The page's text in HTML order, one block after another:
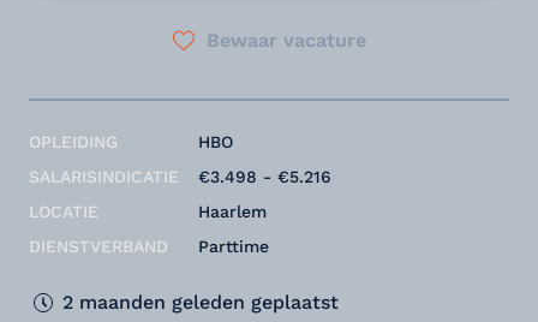
Bewaar vacature
OPLEIDING
SALARISINDICATIE
LOCATIE
DIENSTVERBAND
HBO
€3.498 - €5.216
Haarlem
Parttime
2 maanden geleden geplaatst